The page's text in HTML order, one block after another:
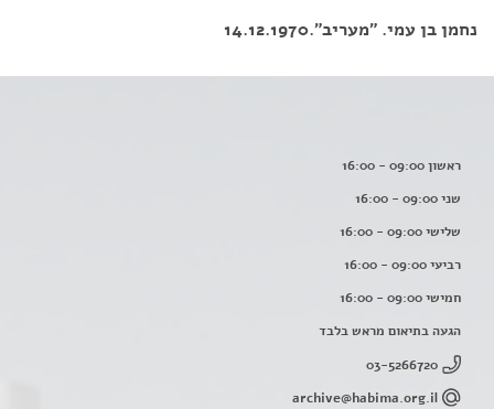
נחמן בן עמי. "מעריב".14.12.1970
ראשון 09:00 - 16:00
שני 09:00 - 16:00
שלישי 09:00 - 16:00
רביעי 09:00 - 16:00
חמישי 09:00 - 16:00
הגעה בתיאום מראש בלבד
03-5266720
archive@habima.org.il